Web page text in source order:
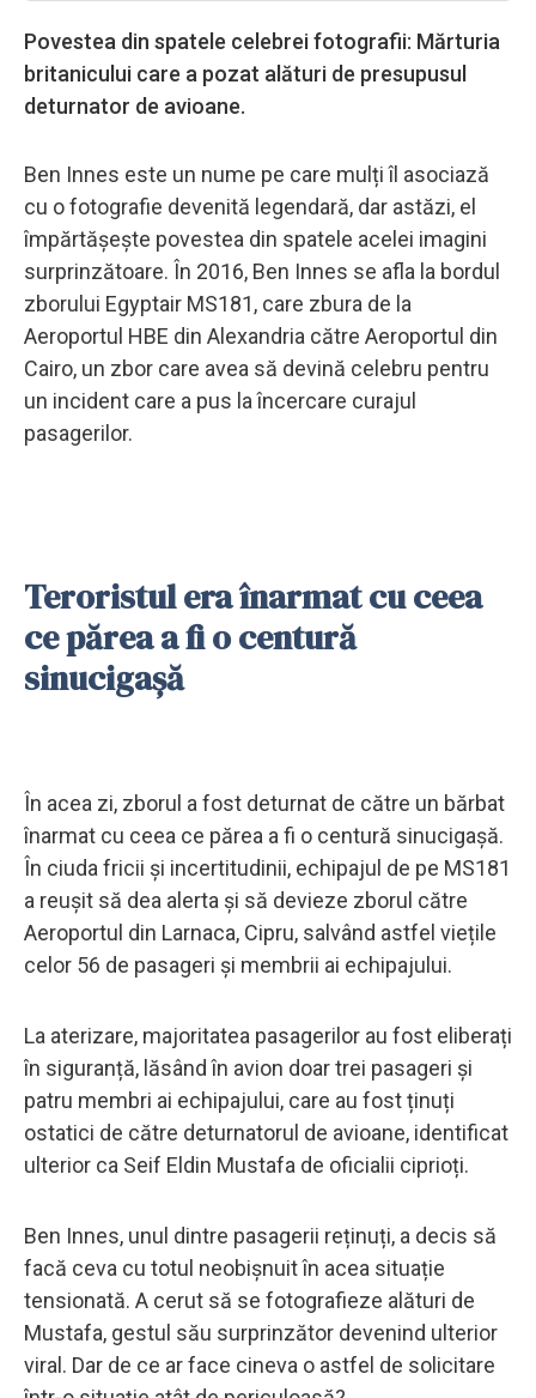
Povestea din spatele celebrei fotografii: Mărturia
britanicului care a pozat alături de presupusul
deturnator de avioane.
Ben Innes este un nume pe care mulți îl asociază
cu o fotografie devenită legendară, dar astăzi, el
împărtășește povestea din spatele acelei imagini
surprinzătoare. În 2016, Ben Innes se afla la bordul
zborului Egyptair MS181, care zbura de la
Aeroportul HBE din Alexandria către Aeroportul din
Cairo, un zbor care avea să devină celebru pentru
un incident care a pus la încercare curajul
pasagerilor.
Teroristul era înarmat cu ceea
ce părea a fi o centură
sinucigașă
În acea zi, zborul a fost deturnat de către un bărbat
înarmat cu ceea ce părea a fi o centură sinucigașă.
În ciuda fricii și incertitudinii, echipajul de pe MS181
a reușit să dea alerta și să devieze zborul către
Aeroportul din Larnaca, Cipru, salvând astfel viețile
celor 56 de pasageri și membrii ai echipajului.
La aterizare, majoritatea pasagerilor au fost eliberați
în siguranță, lăsând în avion doar trei pasageri și
patru membri ai echipajului, care au fost ținuți
ostatici de către deturnatorul de avioane, identificat
ulterior ca Seif Eldin Mustafa de oficialii ciprioți.
Ben Innes, unul dintre pasagerii reținuți, a decis să
facă ceva cu totul neobișnuit în acea situație
tensionată. A cerut să se fotografieze alături de
Mustafa, gestul său surprinzător devenind ulterior
viral. Dar de ce ar face cineva o astfel de solicitare